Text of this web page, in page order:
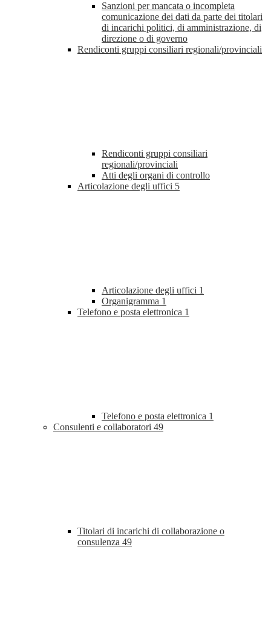
Sanzioni per mancata o incompleta
comunicazione dei dati da parte dei titolari
di incarichi politici, di amministrazione, di
direzione o di governo
Rendiconti gruppi consiliari regionali/provinciali
Rendiconti gruppi consiliari
regionali/provinciali
Atti degli organi di controllo
Articolazione degli uffici 5
Articolazione degli uffici 1
Organigramma 1
Telefono e posta elettronica 1
Telefono e posta elettronica 1
Consulenti e collaboratori 49
Titolari di incarichi di collaborazione o
consulenza 49